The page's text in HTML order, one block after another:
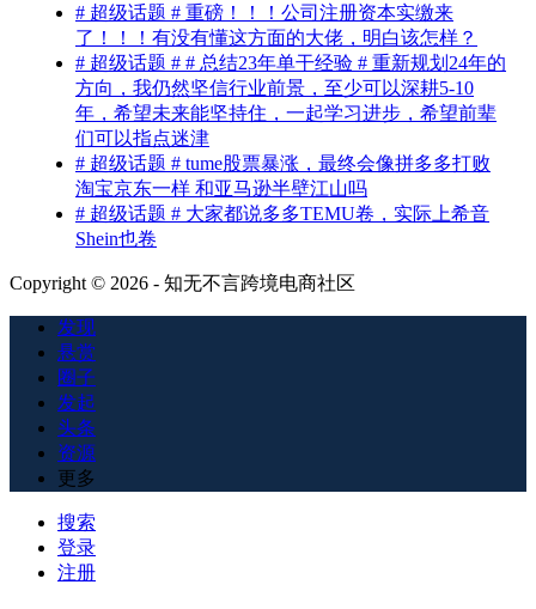
# 超级话题 # 重磅！！！公司注册资本实缴来
了！！！有没有懂这方面的大佬，明白该怎样？
# 超级话题 # # 总结23年单干经验 # 重新规划24年的
方向，我仍然坚信行业前景，至少可以深耕5-10
年，希望未来能坚持住，一起学习进步，希望前辈
们可以指点迷津
# 超级话题 # tume股票暴涨，最终会像拼多多打败
淘宝京东一样 和亚马逊半壁江山吗
# 超级话题 # 大家都说多多TEMU卷，实际上希音
Shein也卷
Copyright © 2026 - 知无不言跨境电商社区
发现
悬赏
圈子
发起
头条
资源
更多
搜索
登录
注册